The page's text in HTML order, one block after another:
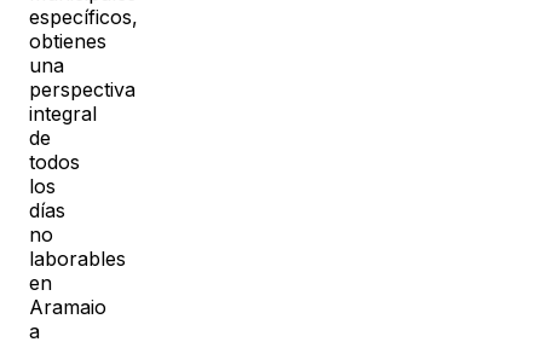
específicos,
obtienes
una
perspectiva
integral
de
todos
los
días
no
laborables
en
Aramaio
a